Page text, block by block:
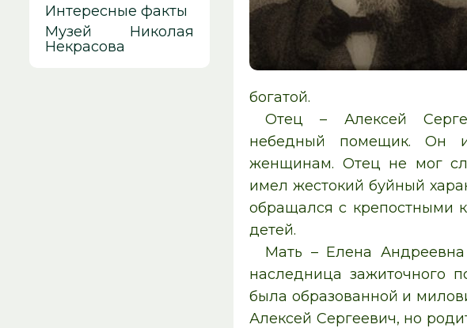
богатой.
Отец – Алексей
небедный помещик. Он
женщинам. Отец не мог
имел жестокий буйный
обращался с крепостными
детей.
Мать – Елена Андреевна
наследница зажиточного
была образованной и
Алексей Сергеевич, но
Интересные факты
Музей Николая
Некрасова